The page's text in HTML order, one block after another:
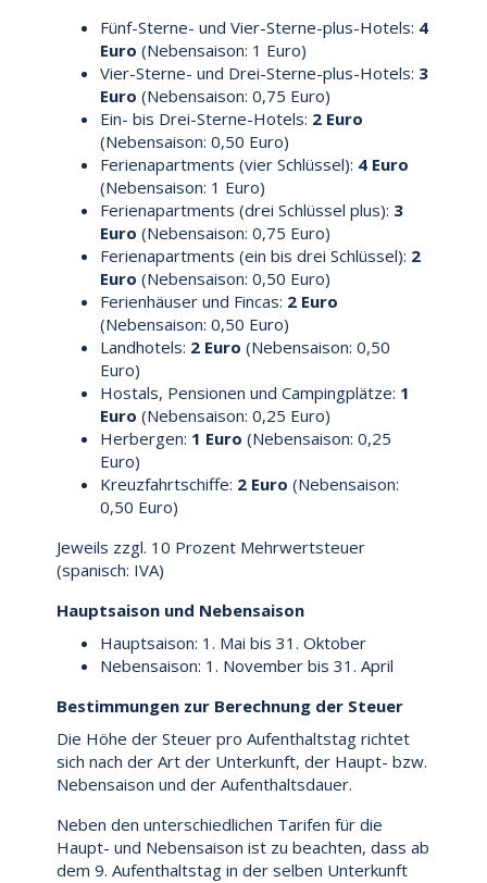
Fünf-Sterne- und Vier-Sterne-plus-Hotels: 4
Euro (Nebensaison: 1 Euro)
Vier-Sterne- und Drei-Sterne-plus-Hotels: 3
Euro (Nebensaison: 0,75 Euro)
Ein- bis Drei-Sterne-Hotels: 2 Euro
(Nebensaison: 0,50 Euro)
Ferienapartments (vier Schlüssel): 4 Euro
(Nebensaison: 1 Euro)
Ferienapartments (drei Schlüssel plus): 3
Euro (Nebensaison: 0,75 Euro)
Ferienapartments (ein bis drei Schlüssel): 2
Euro (Nebensaison: 0,50 Euro)
Ferienhäuser und Fincas: 2 Euro
(Nebensaison: 0,50 Euro)
Landhotels: 2 Euro (Nebensaison: 0,50
Euro)
Hostals, Pensionen und Campingplätze: 1
Euro (Nebensaison: 0,25 Euro)
Herbergen: 1 Euro (Nebensaison: 0,25
Euro)
Kreuzfahrtschiffe: 2 Euro (Nebensaison:
0,50 Euro)
Jeweils zzgl. 10 Prozent Mehrwertsteuer
(spanisch: IVA)
Hauptsaison und Nebensaison
Hauptsaison: 1. Mai bis 31. Oktober
Nebensaison: 1. November bis 31. April
Bestimmungen zur Berechnung der Steuer
Die Höhe der Steuer pro Aufenthaltstag richtet
sich nach der Art der Unterkunft, der Haupt- bzw.
Nebensaison und der Aufenthaltsdauer.
Neben den unterschiedlichen Tarifen für die
Haupt- und Nebensaison ist zu beachten, dass ab
dem 9. Aufenthaltstag in der selben Unterkunft